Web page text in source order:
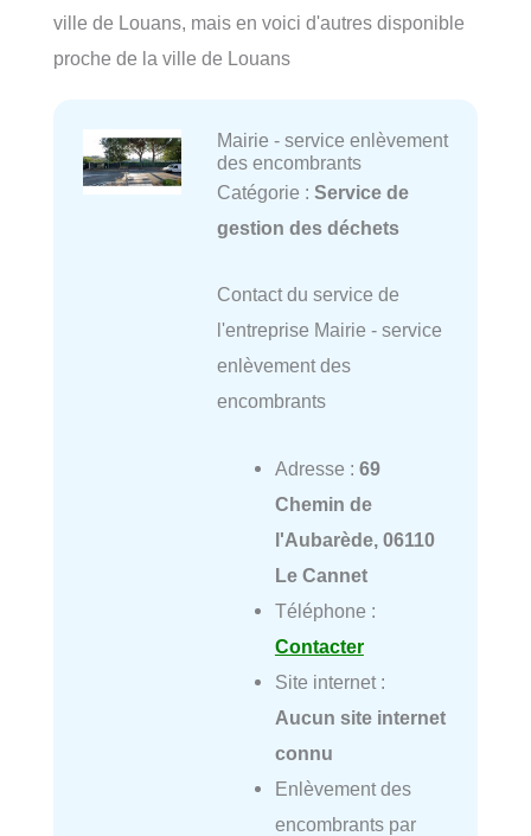
ville de Louans, mais en voici d'autres disponible
proche de la ville de Louans
Mairie - service enlèvement
des encombrants
Catégorie : Service de
gestion des déchets
Contact du service de
l'entreprise Mairie - service
enlèvement des
encombrants
Adresse : 69
Chemin de
l'Aubarède, 06110
Le Cannet
Téléphone :
Contacter
Site internet :
Aucun site internet
connu
Enlèvement des
encombrants par